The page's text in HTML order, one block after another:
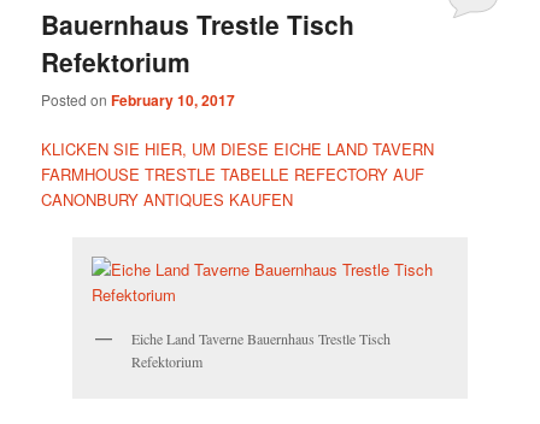
Bauernhaus Trestle Tisch
Refektorium
Posted onFebruary 10, 2017
KLICKEN SIE HIER, UM DIESE EICHE LAND TAVERN
FARMHOUSE TRESTLE TABELLE REFECTORY AUF
CANONBURY ANTIQUES KAUFEN
Eiche Land Taverne Bauernhaus Trestle Tisch
Refektorium